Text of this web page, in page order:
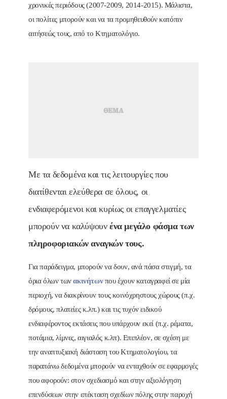
χρονικές περιόδους (2007-2009, 2014-2015). Μάλιστα,
οι πολίτες μπορούν και να τα προμηθευθούν κατόπιν
αιτήσεώς τους, από το Κτηματολόγιο.
Με τα δεδομένα και τις λειτουργίες που
διατίθενται ελεύθερα σε όλους, οι
ενδιαφερόμενοι και κυρίως οι επαγγελματίες
μπορούν να καλύψουνένα μεγάλο φάσμα των
πληροφοριακών αναγκών τους.
Για παράδειγμα, μπορούν να δουν, ανά πάσα στιγμή, τα
όρια όλων τωνακινήτων που έχουν καταγραφεί σε μία
περιοχή, να διακρίνουν τους κοινόχρηστους χώρους (π.χ.
δρόμους, πλατείες κ.λπ.) και τις τυχόν ειδικού
ενδιαφέροντος εκτάσεις που υπάρχουν εκεί (π.χ. ρέματα,
ποτάμια, λίμνες, αιγιαλός κ.λπ). Επιπλέον, σε σχέση με
την αναπτυξιακή διάσταση του Κτηματολογίου, τα
παραπάνω δεδομένα μπορούν να ενταχθούν σε εφαρμογές
που αφορούν: στον σχεδιασμό και στην αξιολόγηση
επενδύσεων στην επέκταση σχεδίων πόλης στην παροχή